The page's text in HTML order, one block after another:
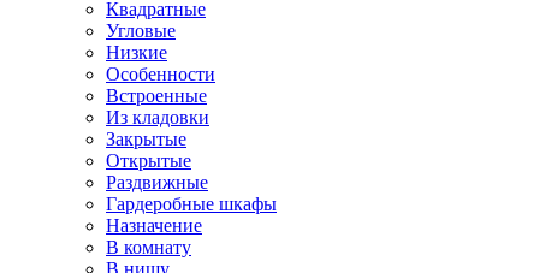
Квадратные
Угловые
Низкие
Особенности
Встроенные
Из кладовки
Закрытые
Открытые
Раздвижные
Гардеробные шкафы
Назначение
В комнату
В нишу